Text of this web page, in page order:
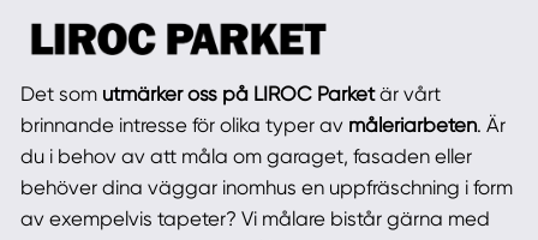
Det som utmärker oss på LIROC Parketär vårt
brinnande intresse för olika typer av måleriarbeten. Är
du i behov av att måla om garaget, fasaden eller
behöver dina väggar inomhus en uppfräschning i form
av exempelvis tapeter? Vi målare bistår gärna med